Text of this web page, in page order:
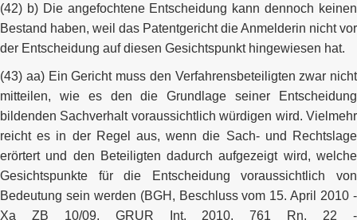
(42) b) Die angefochtene Entscheidung kann dennoch keinen
Bestand haben, weil das Patentgericht die Anmelderin nicht vor
der Entscheidung auf diesen Gesichtspunkt hingewiesen hat.
(43) aa) Ein Gericht muss den Verfahrensbeteiligten zwar nicht
mitteilen, wie es den die Grundlage seiner Entscheidung
bildenden Sachverhalt voraussichtlich würdigen wird. Vielmehr
reicht es in der Regel aus, wenn die Sach- und Rechtslage
erörtert und den Beteiligten dadurch aufgezeigt wird, welche
Gesichtspunkte für die Entscheidung voraussichtlich von
Bedeutung sein werden (BGH, Beschluss vom 15. April 2010 -
Xa ZB 10/09, GRUR Int. 2010, 761 Rn. 22 -